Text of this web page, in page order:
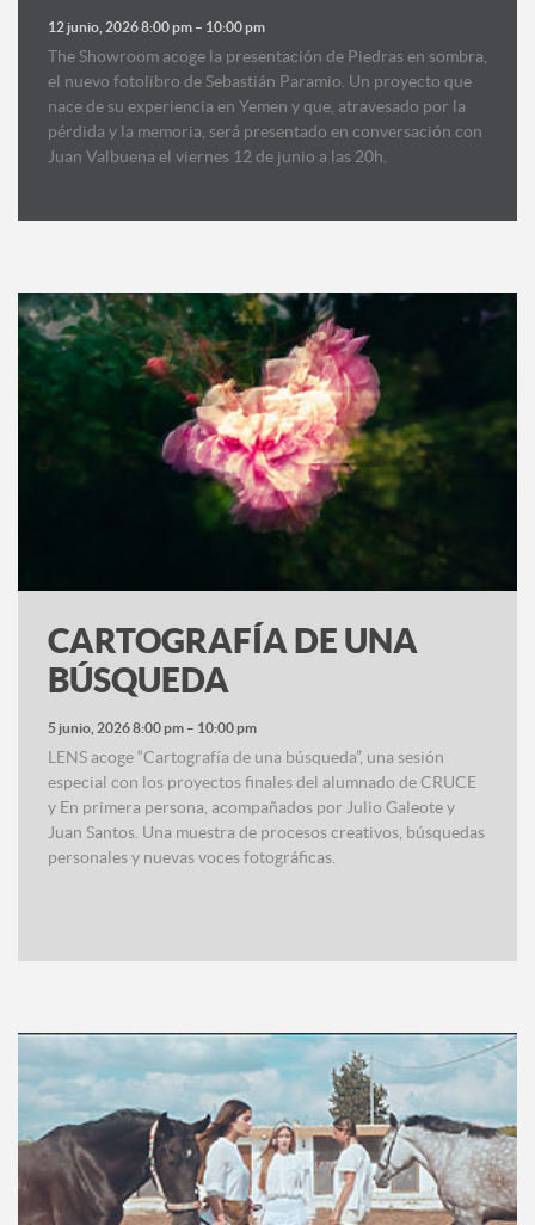
12 junio, 2026 8:00 pm – 10:00 pm
The Showroom acoge la presentación de Piedras en sombra,
el nuevo fotolibro de Sebastián Paramio. Un proyecto que
nace de su experiencia en Yemen y que, atravesado por la
pérdida y la memoria, será presentado en conversación con
Juan Valbuena el viernes 12 de junio a las 20h.
CARTOGRAFÍA DE UNA
BÚSQUEDA
5 junio, 2026 8:00 pm – 10:00 pm
LENS acoge “Cartografía de una búsqueda”, una sesión
especial con los proyectos finales del alumnado de CRUCE
y En primera persona, acompañados por Julio Galeote y
Juan Santos. Una muestra de procesos creativos, búsquedas
personales y nuevas voces fotográficas.